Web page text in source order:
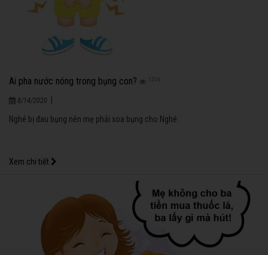
Ai pha nước nóng trong bụng con? 1256
8/14/2020
Nghé bị đau bụng nên mẹ phải xoa bụng cho Nghé:
Xem chi tiết